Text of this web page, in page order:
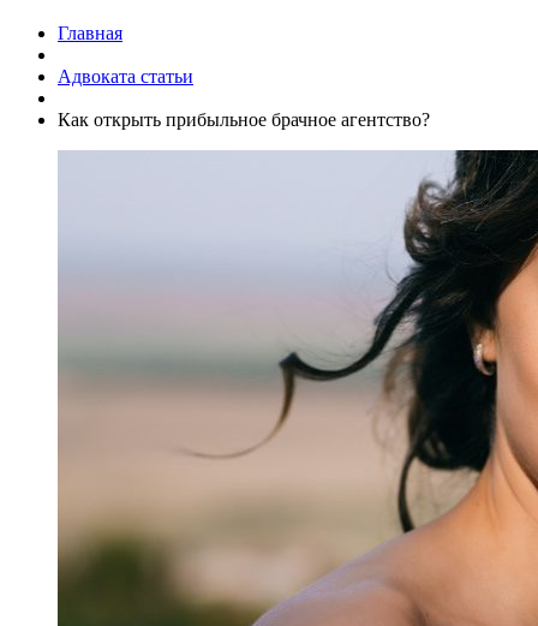
Главная
Адвоката статьи
Как открыть прибыльное брачное агентство?